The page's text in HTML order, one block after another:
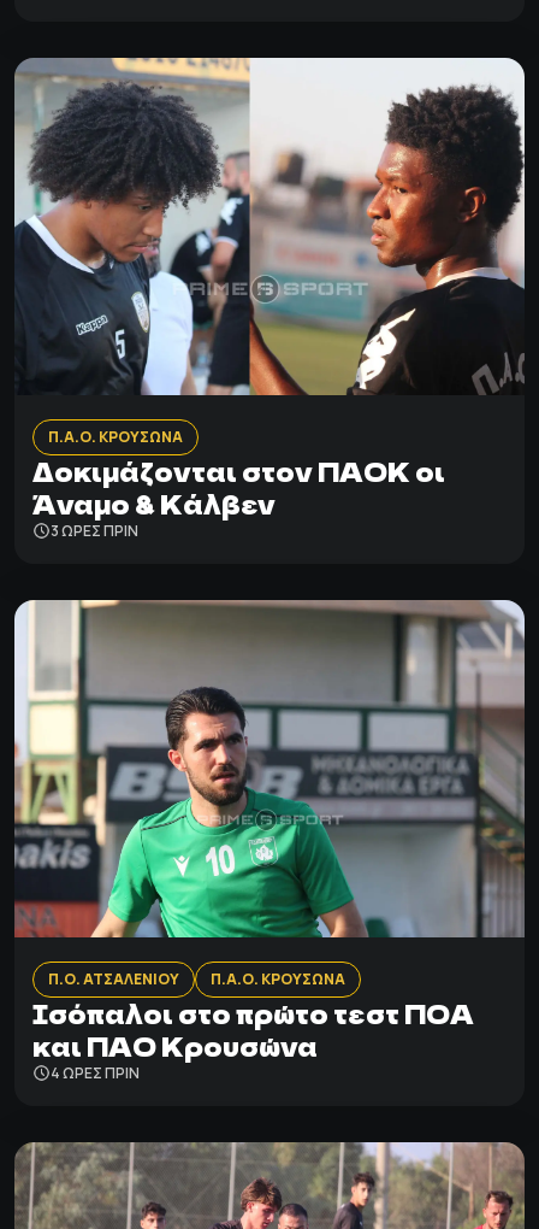
Π.Α.Ο. ΚΡΟΥΣΩΝΑ
Δοκιμάζονται στον ΠΑΟΚ οι
Άναμο & Κάλβεν
3 ΩΡΕΣ ΠΡΙΝ
Π.Ο. ΑΤΣΑΛΕΝΙΟΥ Π.Α.Ο. ΚΡΟΥΣΩΝΑ
Ισόπαλοι στο πρώτο τεστ ΠΟΑ
και ΠΑΟ Κρουσώνα
4 ΩΡΕΣ ΠΡΙΝ